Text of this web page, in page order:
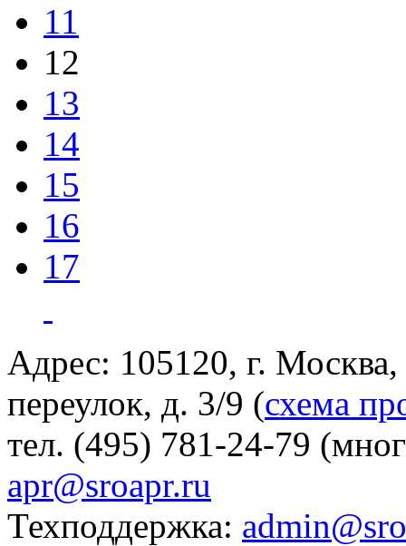
11
12
13
14
15
16
17
Адрес: 105120, г.
переулок, д. 3/9 (схема
тел. (495) 781-24-79
apr@sroapr.ru
Техподдержка: